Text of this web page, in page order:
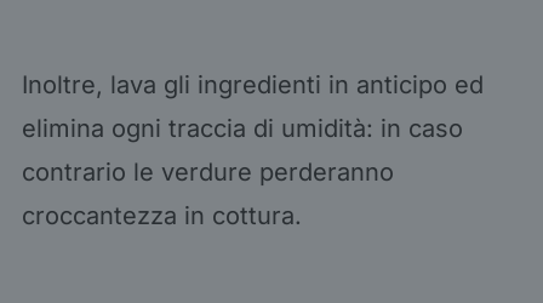
Inoltre, lava gli ingredienti in anticipo ed
elimina ogni traccia di umidità: in caso
contrario le verdure perderanno
croccantezza in cottura.